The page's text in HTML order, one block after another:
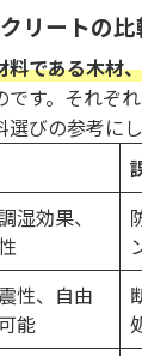
リートの比
料である木材
です。それぞ
びの参考にし
湿効果、
性、自由
能